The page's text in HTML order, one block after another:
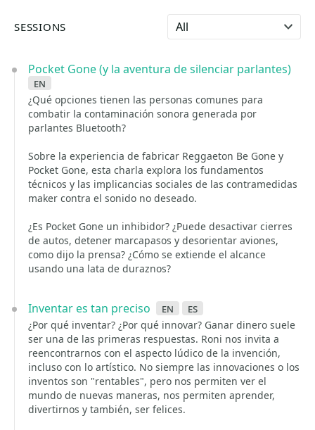
SESSIONS Select language
Pocket Gone (y la aventura de silenciar parlantes)
en
¿Qué opciones tienen las personas comunes para
combatir la contaminación sonora generada por
parlantes Bluetooth?
Sobre la experiencia de fabricar Reggaeton Be Gone y
Pocket Gone, esta charla explora los fundamentos
técnicos y las implicancias sociales de las contramedidas
maker contra el sonido no deseado.
¿Es Pocket Gone un inhibidor? ¿Puede desactivar cierres
de autos, detener marcapasos y desorientar aviones,
como dijo la prensa? ¿Cómo se extiende el alcance
usando una lata de duraznos?
Inventar es tan preciso en es
¿Por qué inventar? ¿Por qué innovar? Ganar dinero suele
ser una de las primeras respuestas. Roni nos invita a
reencontrarnos con el aspecto lúdico de la invención,
incluso con lo artístico. No siempre las innovaciones o los
inventos son "rentables", pero nos permiten ver el
mundo de nuevas maneras, nos permiten aprender,
divertirnos y también, ser felices.